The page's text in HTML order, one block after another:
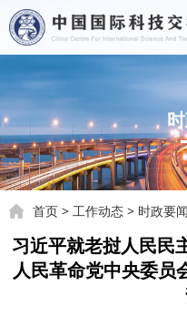
首页 > 工作动态 > 时政要闻
习近平就老挝人民民
人民革命党中央委员